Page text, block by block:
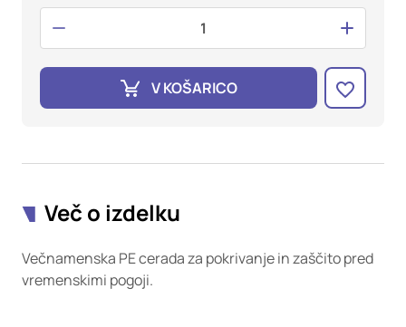
V KOŠARICO
Več o izdelku
Večnamenska PE cerada za pokrivanje in zaščito pred
vremenskimi pogoji.
vaših interesov, ki ga nato uporabijo za prikazovanje ustreznih
zavrnete uporabo teh piškotkov, ne boste deležni našega
ciljnega spletnega oglaševanja.